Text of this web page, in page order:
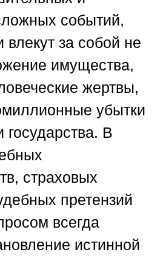
событий,
влекут за собой не
имущества,
жертвы,
убытки
государства. В
страховых
претензий
всегда
истинной